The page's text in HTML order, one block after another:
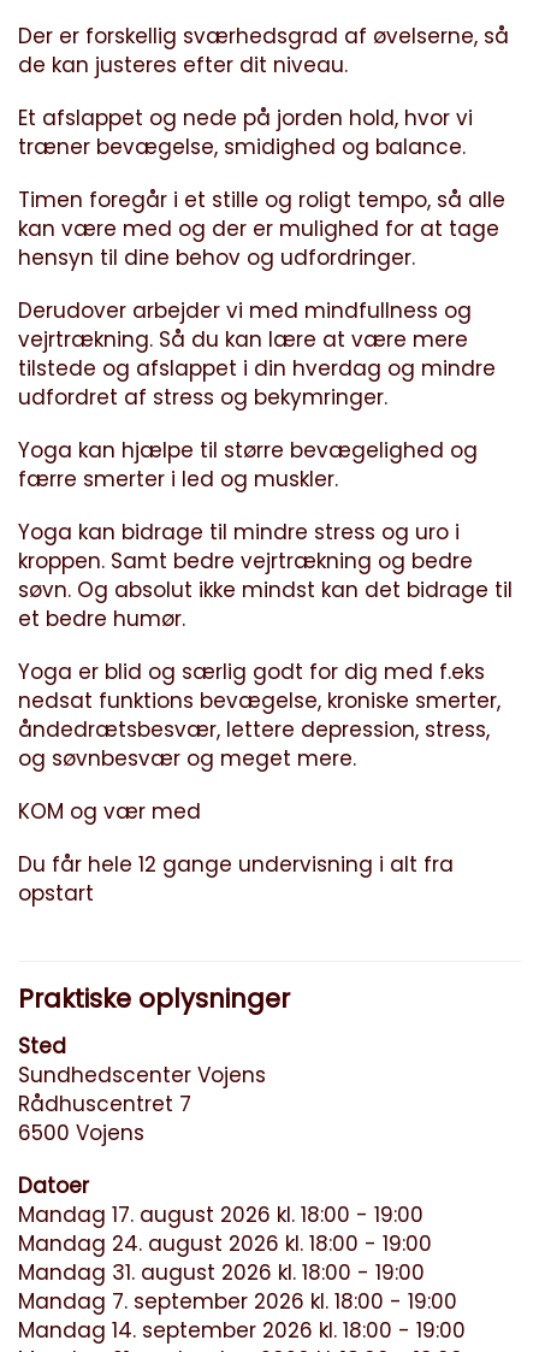
Der er forskellig sværhedsgrad af øvelserne, så
de kan justeres efter dit niveau.
Et afslappet og nede på jorden hold, hvor vi
træner bevægelse, smidighed og balance.
Timen foregår i et stille og roligt tempo, så alle
kan være med og der er mulighed for at tage
hensyn til dine behov og udfordringer.
Derudover arbejder vi med mindfullness og
vejrtrækning. Så du kan lære at være mere
tilstede og afslappet i din hverdag og mindre
udfordret af stress og bekymringer.
Yoga kan hjælpe til større bevægelighed og
færre smerter i led og muskler.
Yoga kan bidrage til mindre stress og uro i
kroppen. Samt bedre vejrtrækning og bedre
søvn. Og absolut ikke mindst kan det bidrage til
et bedre humør.
Yoga er blid og særlig godt for dig med f.eks
nedsat funktions bevægelse, kroniske smerter,
åndedrætsbesvær, lettere depression, stress,
og søvnbesvær og meget mere.
KOM og vær med
Du får hele 12 gange undervisning i alt fra
opstart
Praktiske oplysninger
Sted
Sundhedscenter Vojens
Rådhuscentret 7
6500 Vojens
Datoer
Mandag 17. august 2026 kl. 18:00 - 19:00
Mandag 24. august 2026 kl. 18:00 - 19:00
Mandag 31. august 2026 kl. 18:00 - 19:00
Mandag 7. september 2026 kl. 18:00 - 19:00
Mandag 14. september 2026 kl. 18:00 - 19:00